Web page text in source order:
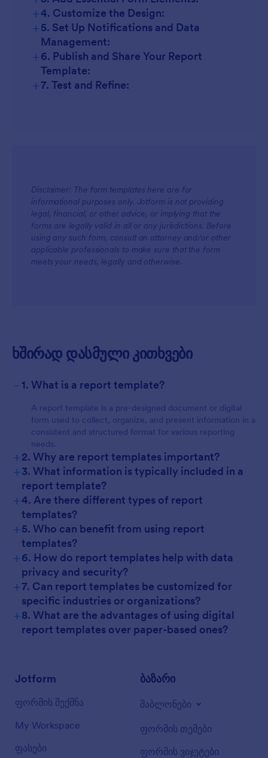
+4. Customize the Design:
+5. Set Up Notifications and Data
Management:
+6. Publish and Share Your Report
Template:
+7. Test and Refine:
Disclaimer: The form templates here are for
informational purposes only. Jotform is not providing
legal, financial, or other advice, or implying that the
forms are legally valid in all or any jurisdictions. Before
using any such form, consult an attorney and/or other
applicable professionals to make sure that the form
meets your needs, legally and otherwise.
ხშირად დასმული კითხვები
- 1. What is a report template?
A report template is a pre-designed document or digital
form used to collect, organize, and present information in a
consistent and structured format for various reporting
needs.
+2. Why are report templates important?
+3. What information is typically included in a
report template?
+4. Are there different types of report
templates?
+5. Who can benefit from using report
templates?
+6. How do report templates help with data
privacy and security?
+7. Can report templates be customized for
specific industries or organizations?
+8. What are the advantages of using digital
report templates over paper-based ones?
Jotform
ფორმის შექმნა
My Workspace
ფასები
ბაზარი
შაბლონები
ფორმის თემები
ფორმის ვიჯეტები